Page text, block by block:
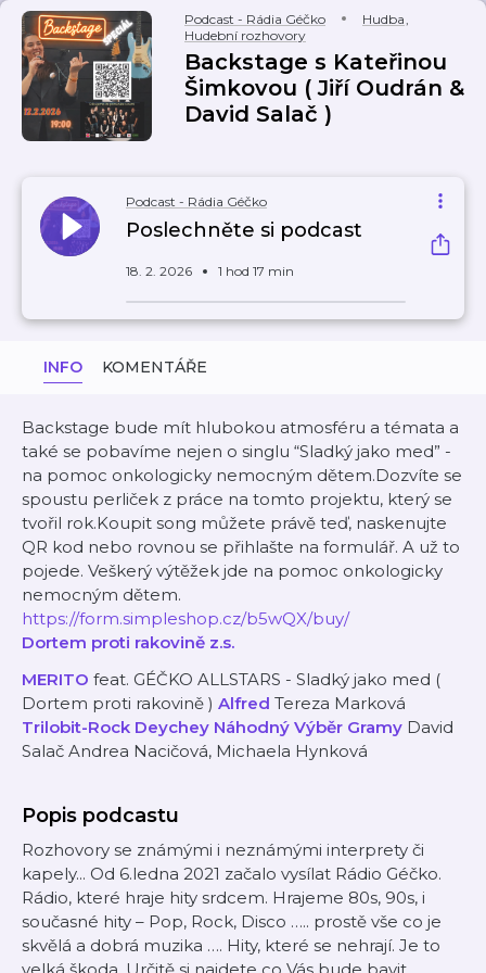
Podcast - Rádia Géčko Hudba,
Hudební rozhovory
Backstage s Kateřinou
Šimkovou ( Jiří Oudrán &
David Salač )
Podcast - Rádia Géčko
Poslechněte si podcast
18. 2. 2026 1 hod 17 min
INFO KOMENTÁŘE
Backstage bude mít hlubokou atmosféru a témata a
také se pobavíme nejen o singlu “Sladký jako med” -
na pomoc onkologicky nemocným dětem.Dozvíte se
spoustu perliček z práce na tomto projektu, který se
tvořil rok.Koupit song můžete právě teď, naskenujte
QR kod nebo rovnou se přihlašte na formulář. A už to
pojede. Veškerý výtěžek jde na pomoc onkologicky
nemocným dětem.
https://form.simpleshop.cz/b5wQX/buy/
Dortem proti rakovině z.s.
MERITO feat. GÉČKO ALLSTARS - Sladký jako med (
Dortem proti rakovině ) Alfred Tereza Marková
Trilobit-Rock Deychey Náhodný Výběr Gramy David
Salač Andrea Nacičová, Michaela Hynková
Popis podcastu
Rozhovory se známými i neznámými interprety či
kapely... Od 6.ledna 2021 začalo vysílat Rádio Géčko.
Rádio, které hraje hity srdcem. Hrajeme 80s, 90s, i
současné hity – Pop, Rock, Disco ….. prostě vše co je
skvělá a dobrá muzika …. Hity, které se nehrají. Je to